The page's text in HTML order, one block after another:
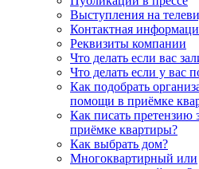
Выступления на
Контактная
Реквизиты компании
Что делать если вас
Что делать если у вас
Как подобрать
помощи в приёмке
Как писать претензию
приёмке квартиры?
Как выбрать дом?
Многоквартирный или